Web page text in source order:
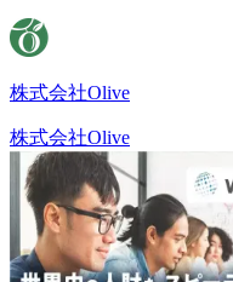
株式会社Olive
株式会社Olive